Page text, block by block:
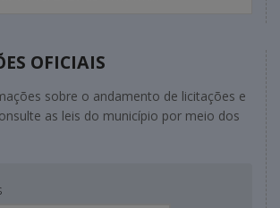
OFICIAIS
sobre o andamento de licitações e
as leis do município por meio dos